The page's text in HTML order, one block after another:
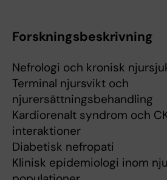
Forskningsbeskrivning
Nefrologi och kronisk
Terminal njursvikt och
njurersättningsbehandling
Kardiorenalt syndrom och
interaktioner
Diabetisk nefropati
Klinisk epidemiologi inom